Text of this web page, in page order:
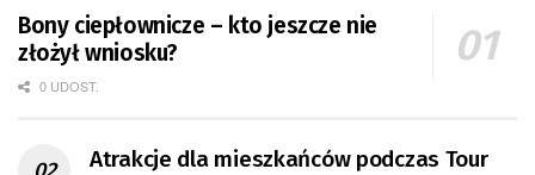
Bony ciepłownicze – kto jeszcze nie
złożył wniosku?
0 UDOST.
Atrakcje dla mieszkańców podczas Tour